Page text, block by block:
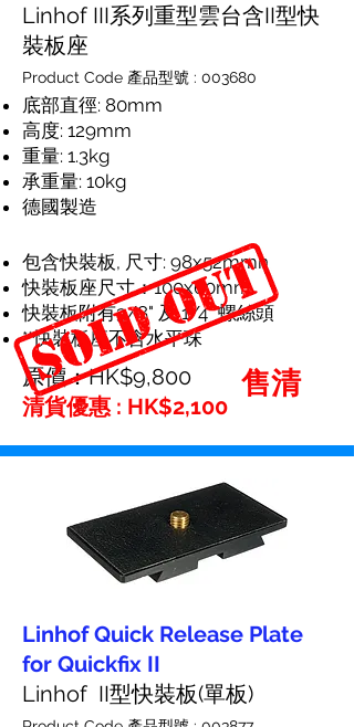
Linhof III系列重型雲台含II型快
裝板座
Product Code 產品型號 : 003680
底部直徑: 80mm
高度: 129mm
重量: 1.3kg
承重量: 10kg
德國製造
包含快裝板, 尺寸: 98x52mmn
快裝板座尺寸：100x60mm
快裝板附有3/8" 及 1/4" 螺絲頭
**快裝板座不含水平珠
原價：HK$9,800
清貨優惠 : HK$2,100
售清
Linhof Quick Release Plate
for Quickfix II
Linhof II型快裝板(單板)